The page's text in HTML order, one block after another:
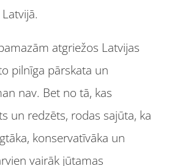
atgriežos Latvijas
pilnīga pārskata un
nav. Bet no tā, kas
un redzēts, rodas sajūta, ka
konservatīvāka un
vairāk jūtamas